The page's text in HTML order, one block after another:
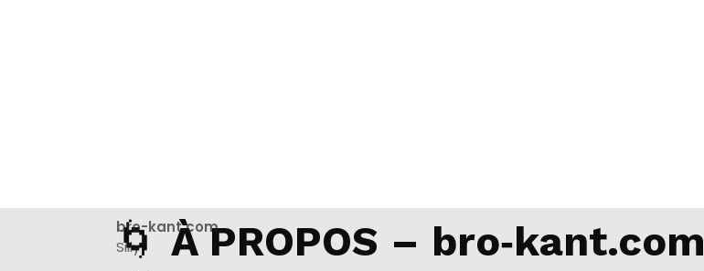
🌀À PROPOS – bro‑kant.com
bro-kant.com
Silly